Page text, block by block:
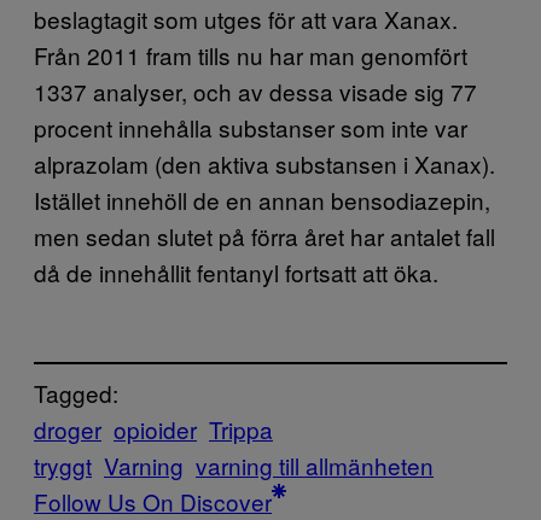
beslagtagit som utges för att vara Xanax.
Från 2011 fram tills nu har man genomfört
1337 analyser, och av dessa visade sig 77
procent innehålla substanser som inte var
alprazolam (den aktiva substansen i Xanax).
Istället innehöll de en annan bensodiazepin,
men sedan slutet på förra året har antalet fall
då de innehållit fentanyl fortsatt att öka.
Tagged:
droger opioider Trippa
tryggt Varning varning till allmänheten
Follow Us On Discover